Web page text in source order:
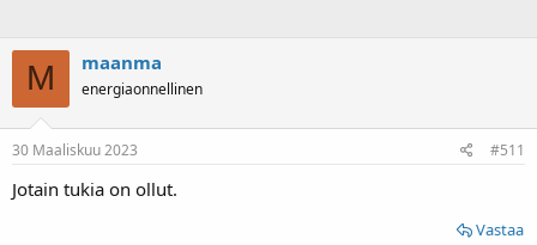
M maanma
energiaonnellinen
30 Maaliskuu 2023 #511
Jotain tukia on ollut.
Vastaa